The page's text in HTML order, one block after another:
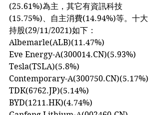
(25.61%)為主，其它有資訊科技
(15.75%)、自主消費(14.94%)等。十大
持股(29/11/2021)如下：
Albemarle(ALB)(11.47%)
Eve Energy-A(300014.CN)(5.93%)
Tesla(TSLA)(5.8%)
Contemporary-A(300750.CN)(5.17%)
TDK(6762.JP)(5.14%)
BYD(1211.HK)(4.74%)